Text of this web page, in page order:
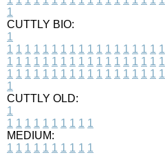
1
CUTTLY BIO:
1
1 1 1 1 1 1 1 1 1 1 1 1 1 1 1 1 1 1
1 1 1 1 1 1 1 1 1 1 1 1 1 1 1 1 1 1
1 1 1 1 1 1 1 1 1 1 1 1 1 1 1 1 1 1
1
CUTTLY OLD:
1
1 1 1 1 1 1 1 1 1 1
MEDIUM:
1 1 1 1 1 1 1 1 1 1